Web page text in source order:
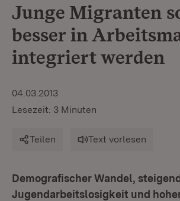
Junge Migranten
besser in
integriert werden
04.03.2013
Lesezeit: 3 Minuten
Teilen Text vorlesen
Demografischer Wandel,
Jugendarbeitslosigkeit und